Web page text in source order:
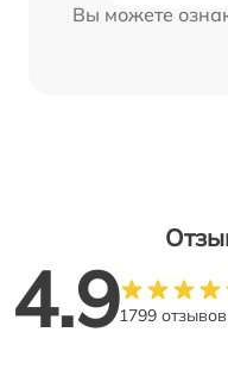
Вы можете
4.91799 отзывов